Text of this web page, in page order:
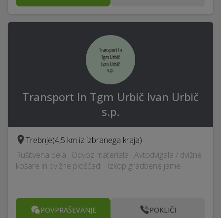
Transport In Tgm Urbič Ivan Urbič
s.p.
Trebnje(4,5 km iz izbranega kraja)
Rušitvena dela · Odvoz materiala · Avtodvigala / dvižne
košare in dvižne ploščadi · Izkop gradbene jame
POVPRAŠEVANJE POKLIČI